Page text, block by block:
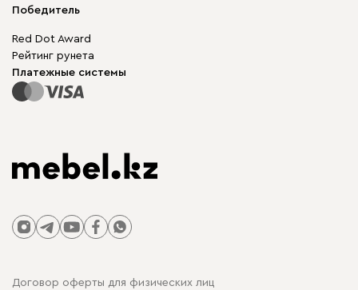
Гарантия
Для бизнеса
Карта сайта
Корпусная мебель
Модульная мебель
Столы и стулья
Победитель
Red Dot Award
Рейтинг рунета
Платежные системы
Договор оферты для физических лиц